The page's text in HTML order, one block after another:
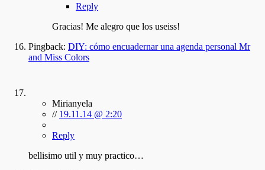
Reply
Gracias! Me alegro que los useiss!
Pingback: DIY: cómo encuadernar una agenda personal Mr
and Miss Colors
Mirianyela
// 19.11.14 @ 2:20
Reply
bellisimo util y muy practico…